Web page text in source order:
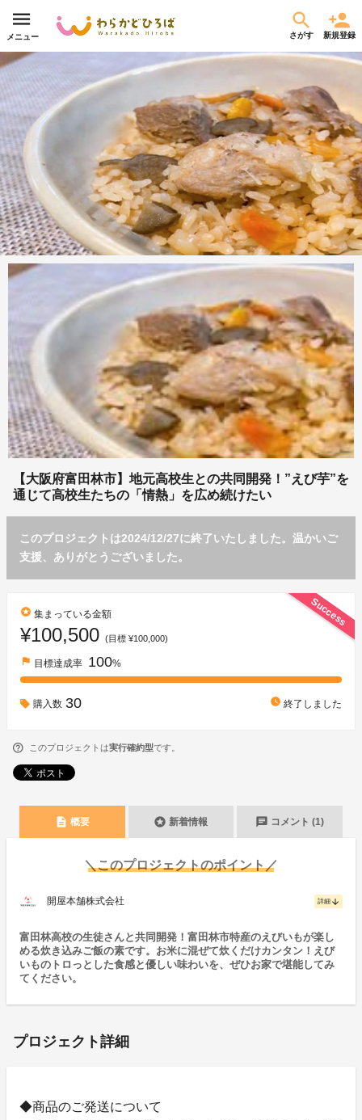
メニュー さがす 新規登録
【大阪府富田林市】地元高校生との共同開発！”えび芋”を
通じて高校生たちの「情熱」を広め続けたい
このプロジェクトは2024/12/27に終了いたしました。温かいご
支援、ありがとうございました。
Success
stars 集まっている金額
¥100,500 (目標 ¥100,000)
flag 目標達成率 100%
購入数 30 watch_later 終了しました
このプロジェクトは実行確約型です。
description 概要 stars 新着情報 chat コメント (1)
＼このプロジェクトのポイント／
開屋本舗株式会社 詳細 arrow_downward
富田林高校の生徒さんと共同開発！富田林市特産のえびいもが楽し
める炊き込みご飯の素です。お米に混ぜて炊くだけカンタン！えび
いものトロっとした食感と優しい味わいを、ぜひお家で堪能してみ
てください。
プロジェクト詳細
◆商品のご発送について